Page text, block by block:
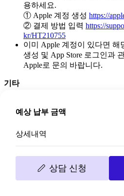
용하세요.
① Apple 계정 생성 https://
② 결제 방법 입력 https://
kr/HT210755
이미 Apple 계정이 있다면
생성 및 App Store 로그인과
Apple로 문의 바랍니다.
기타
SK브로드밴드에서 답변드리
확인
AI Sound Max
예상 납부 금액
상세내역
상담 신청